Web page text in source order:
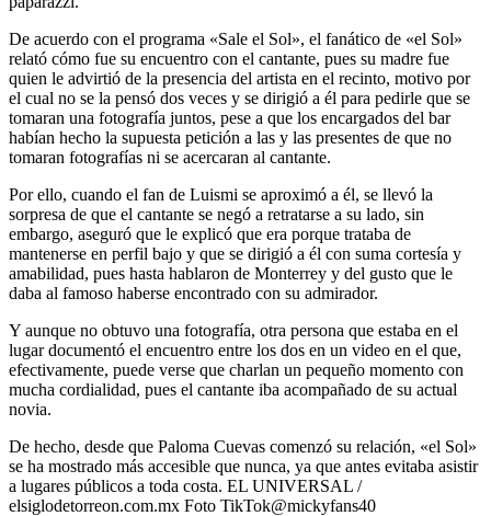
De acuerdo con el programa «Sale el Sol», el fanático de «el Sol»
relató cómo fue su encuentro con el cantante, pues su madre fue
quien le advirtió de la presencia del artista en el recinto, motivo por
el cual no se la pensó dos veces y se dirigió a él para pedirle que se
tomaran una fotografía juntos, pese a que los encargados del bar
habían hecho la supuesta petición a las y las presentes de que no
tomaran fotografías ni se acercaran al cantante.
Por ello, cuando el fan de Luismi se aproximó a él, se llevó la
sorpresa de que el cantante se negó a retratarse a su lado, sin
embargo, aseguró que le explicó que era porque trataba de
mantenerse en perfil bajo y que se dirigió a él con suma cortesía y
amabilidad, pues hasta hablaron de Monterrey y del gusto que le
daba al famoso haberse encontrado con su admirador.
Y aunque no obtuvo una fotografía, otra persona que estaba en el
lugar documentó el encuentro entre los dos en un video en el que,
efectivamente, puede verse que charlan un pequeño momento con
mucha cordialidad, pues el cantante iba acompañado de su actual
novia.
De hecho, desde que Paloma Cuevas comenzó su relación, «el Sol»
se ha mostrado más accesible que nunca, ya que antes evitaba asistir
a lugares públicos a toda costa. EL UNIVERSAL /
elsiglodetorreon.com.mx Foto TikTok@mickyfans40